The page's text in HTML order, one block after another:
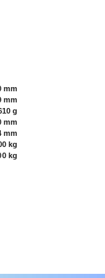
mm
mm
g
mm
mm
kg
kg